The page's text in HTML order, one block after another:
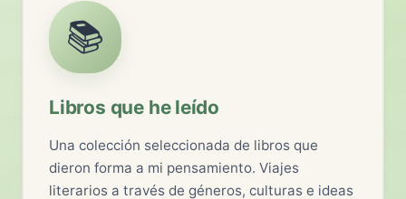
📚
Libros que he leído
Una colección seleccionada de libros que
dieron forma a mi pensamiento. Viajes
literarios a través de géneros, culturas e ideas